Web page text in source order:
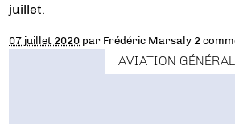
juillet.
07 juillet 2020 par Frédéric Marsaly 2
AVIATION